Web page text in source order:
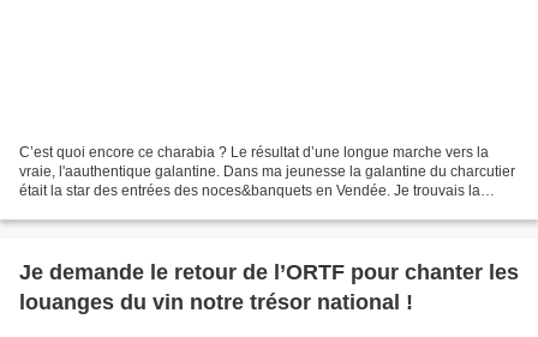
C’est quoi encore ce charabia ? Le résultat d’une longue marche vers la
vraie, l'aauthentique galantine. Dans ma jeunesse la galantine du charcutier
était la star des entrées des noces&banquets en Vendée. Je trouvais la
Je demande le retour de l’ORTF pour chanter les
louanges du vin notre trésor national !